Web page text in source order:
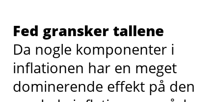
Fed gransker tallene
Da nogle komponenter i
inflationen har en meget
dominerende effekt på den